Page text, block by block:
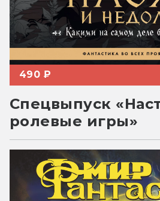
490 ₽
Спецвыпуск
ролевые игры»